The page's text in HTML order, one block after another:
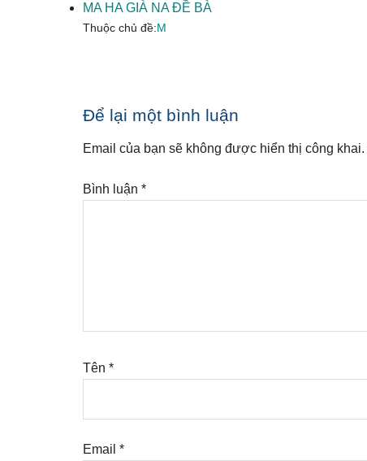
MA HA GIÀ NA ĐỀ BÀ
Thuộc chủ đề:M
Reader
Interactions
Để lại một bình luận
Email của bạn sẽ không được hiển thị công khai.
Bình luận *
Tên *
Email *